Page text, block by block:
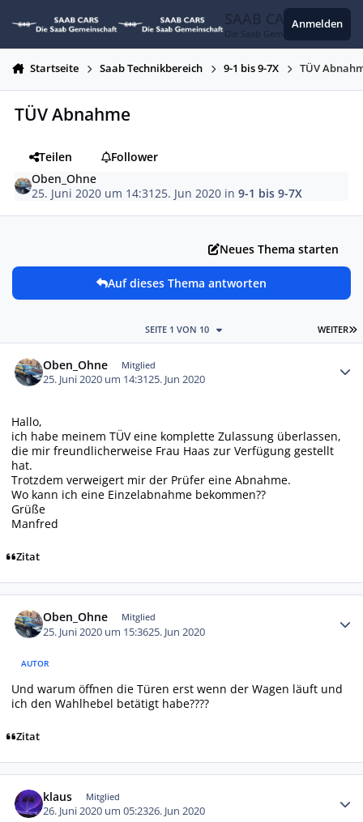
SAAB CARS
Die Saab Gemeinschaft
Anmelden
Startseite Saab Technikbereich 9-1 bis 9-7X TÜV
TÜV Abnahme
Teilen
Follower
Oben_Ohne
25. Juni 2020 um 14:31 25. Jun 2020 in9-1 bis 9-7X
Neues Thema starten
Auf dieses Thema antworten
WEITER
SEITE 1 VON 10
Oben_Ohne Mitglied
25. Juni 2020 um 14:3125. Jun 2020
Hallo,
ich habe meinem TÜV eine komplette Zulassung überlassen,
die mir freundlicherweise Frau Haas zur Verfügung gestellt
hat.
Trotzdem verweigert mir der Prüfer eine Abnahme.
Wo kann ich eine Einzelabnahme bekommen??
Grüße
Manfred
Zitat
Oben_Ohne Mitglied
25. Juni 2020 um 15:3625. Jun 2020
AUTOR
Und warum öffnen die Türen erst wenn der Wagen läuft und
ich den Wahlhebel betätigt habe????
Zitat
klaus Mitglied
26. Juni 2020 um 05:2326. Jun 2020